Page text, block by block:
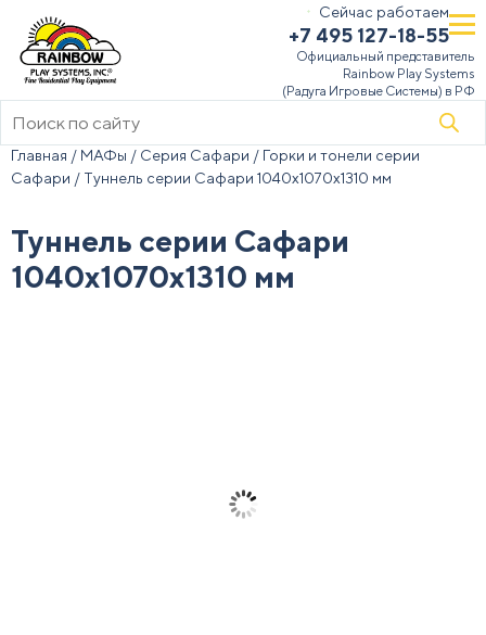
Сейчас работаем
+7 495 127-18-55
Официальный представитель
Rainbow Play Systems
(Радуга Игровые Системы) в РФ
Поиск
товаров
Главная / МАФы / Серия Сафари / Горки и тонели серии
Сафари / Туннель серии Сафари 1040х1070х1310 мм
Туннель серии Сафари
1040х1070х1310 мм